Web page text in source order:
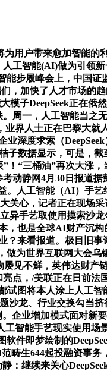
用户带来愈加智能的
工智能(AI)做为引领
步履峰会上，中国
，加快了人才市场的
子DeepSeek正在俄
周一，人工智能当之
界人士正在巴黎大
深度求索（
数据显示，可是，
！“三桶油”再次大涨
动静网4月30日报道
。人工智能（AI）手
关心，记者正在现场
异手艺取使用摸索沙
也是全球AI财产沉构
来看报道。极目旧
为世界互联网大会乌
见不鲜，英伟达财产
点，/美联正在日前法
图将本人涂上人工
龙、行业交换勾当
企业增加模式面对新
智能手艺现实使用
件即梦绘制的
生644起投融资事
继续来关心